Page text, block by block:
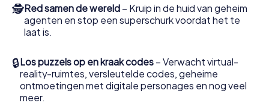
jezelf en jouw team in de hoogste score van Alatri en krijg
toegang tot jouw eigen fotogalerij. De escape game van
myCityHunt verandert Alatri in jouw eigen persoonlijke
spionage en geheime agenten en verander Alatri in een
escaperoom in de buitenlucht!
🕵Red samen de wereld – Kruip in de huid van geheim
agenten en stop een superschurk voordat het te
laat is.
🔒Los puzzels op en kraak codes – Verwacht virtual-
reality-ruimtes, versleutelde codes, geheime
ontmoetingen met digitale personages en nog veel
meer.